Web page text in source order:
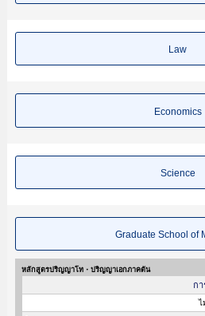
Law
Economics
Science
Graduate School of
หลักสูตรปริญญาโท・ปริญญาเอกภาคต้น
กา
ไ